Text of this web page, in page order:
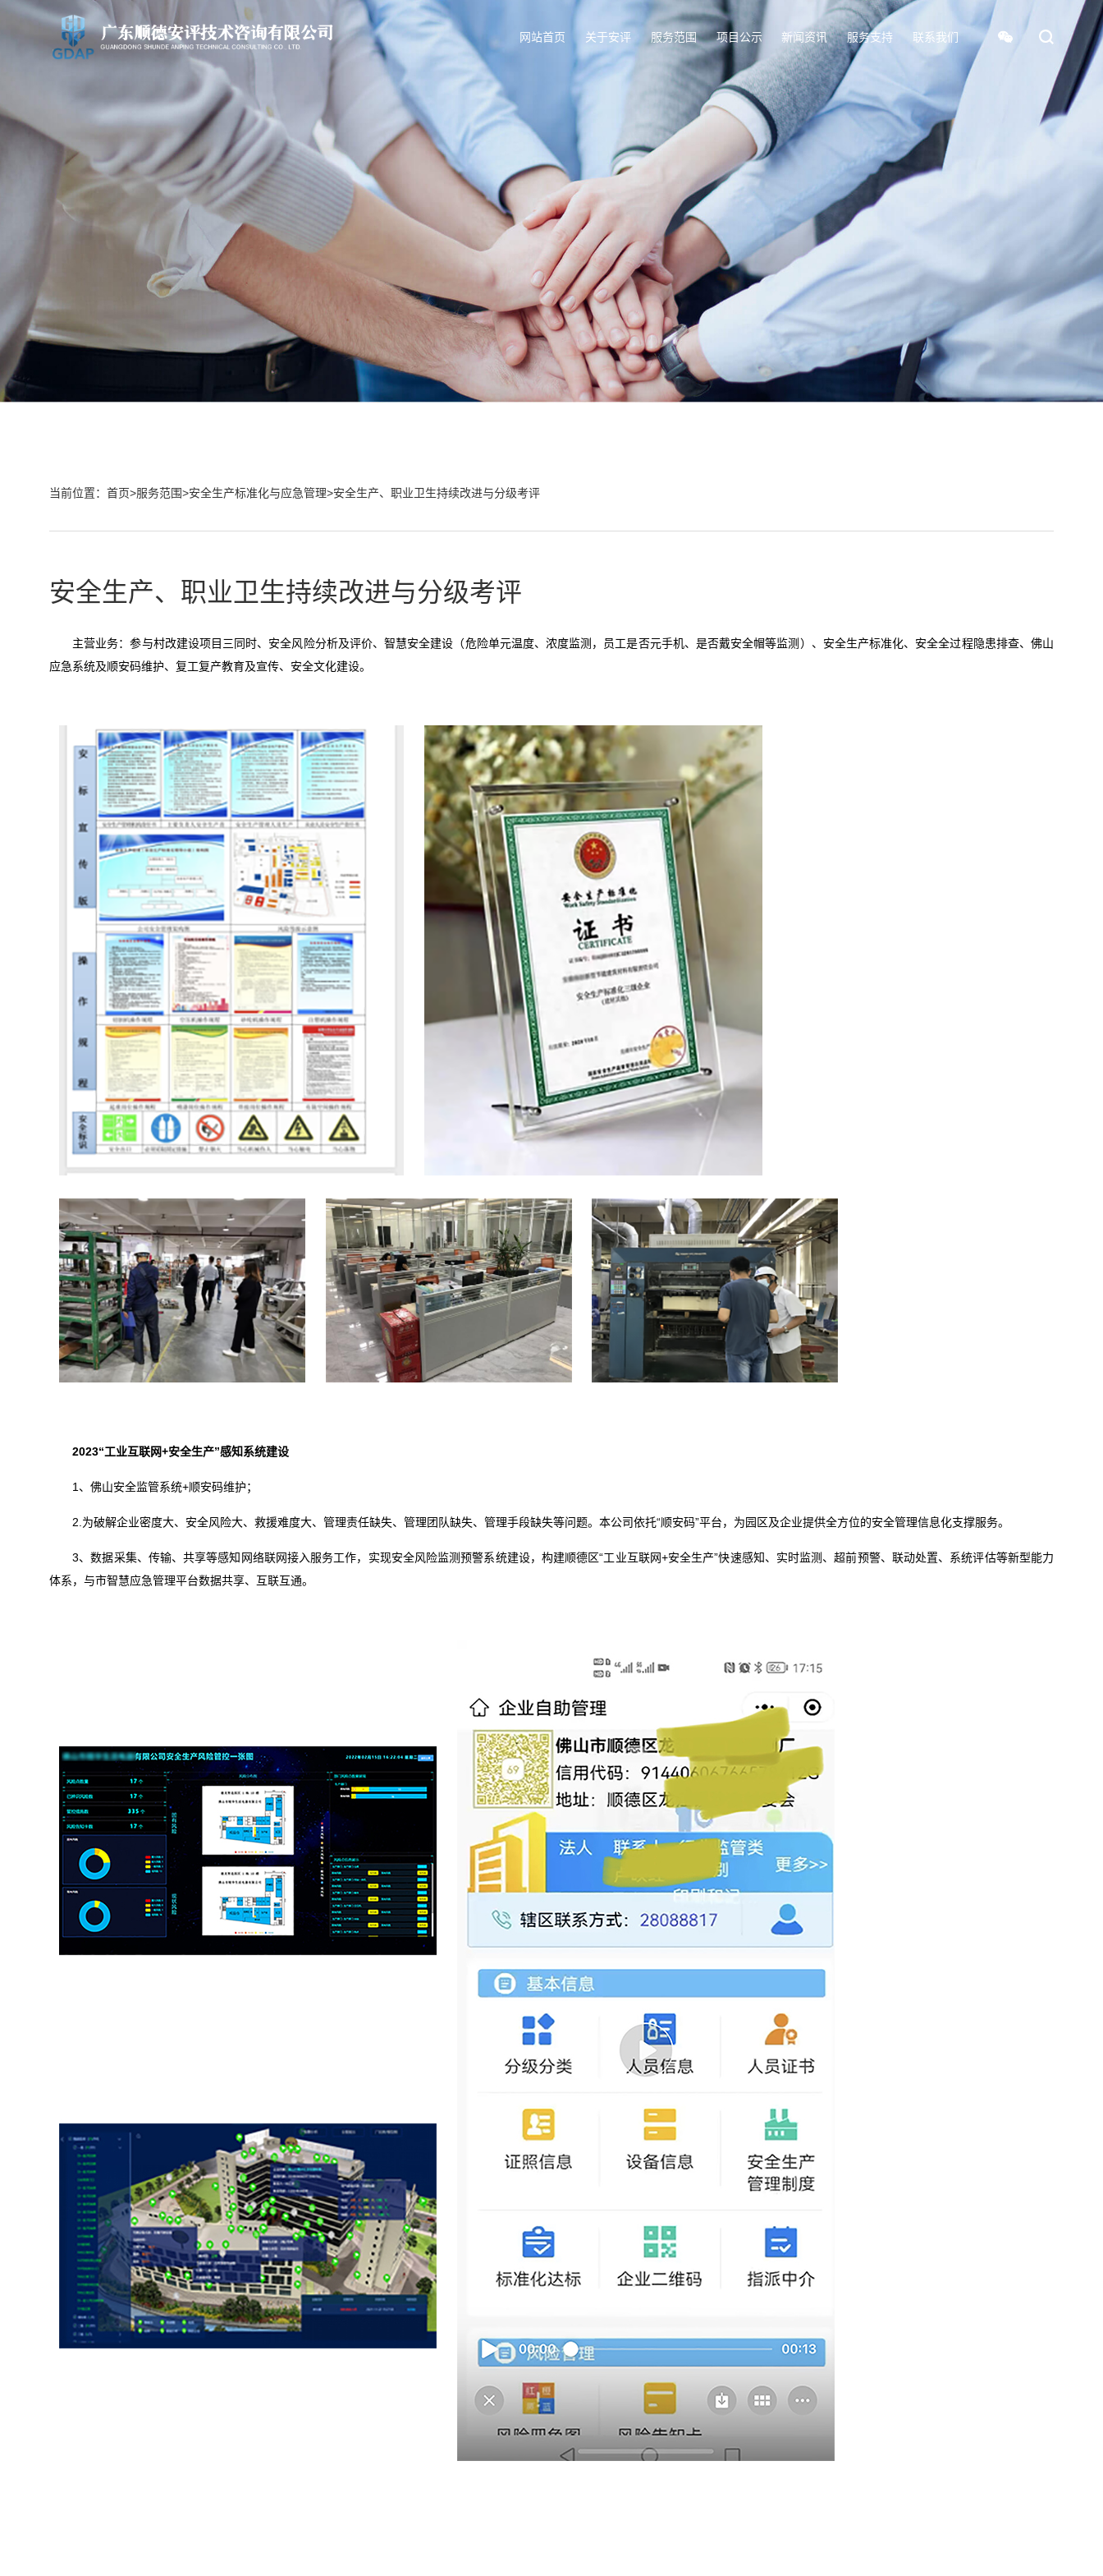
网站首页 关于安评 服务范围 项目公示 新闻资讯 服务支持 联系我们
当前位置： 首页>服务范围>安全生产标准化与应急管理>安全生产、职业卫生持续改进与分级考评
安全生产、职业卫生持续改进与分级考评
主营业务：参与村改建设项目三同时、安全风险分析及评价、智慧安全建设（危险单元温度、浓度监测，员工是否元手机、是否戴安全帽等监测）、安全生产标准化、安全全过程隐患排查、佛山
应急系统及顺安码维护、复工复产教育及宣传、安全文化建设。
2023“工业互联网+安全生产”感知系统建设
1、佛山安全监管系统+顺安码维护；
2.为破解企业密度大、安全风险大、救援难度大、管理责任缺失、管理团队缺失、管理手段缺失等问题。本公司依托“顺安码”平台，为园区及企业提供全方位的安全管理信息化支撑服务。
3、数据采集、传输、共享等感知网络联网接入服务工作，实现安全风险监测预警系统建设，构建顺德区“工业互联网+安全生产”快速感知、实时监测、超前预警、联动处置、系统评估等新型能力
体系，与市智慧应急管理平台数据共享、互联互通。